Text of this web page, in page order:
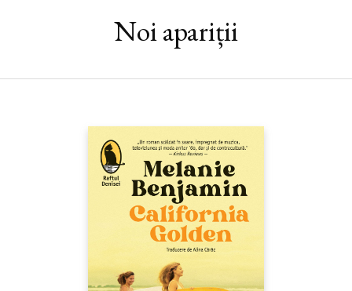
Adelaide Hills, 1959, Ajunul Crăciunului. La sfârșitul unei zile
caniculare, lângă un pârâu de pe domeniul familiei Turner, un
localnic face o descoperire terifiantă. Orășelul Tambilla devine
În 2018, după ce a lucrat o vreme ca jurnalistă la Londra și în
urma unui divorț traumatizant, Jess are îndoieli în privința
viitorului ei. Un telefon neașteptat o cheamă înapoi la Sydney,
unde iubita sa bunică Nora, care o crescuse, a ajuns la spital în
urma unei căzături ciudate. Întoarsă la Darling House, află o
istorie de familie uluitoare, care i-a marcat destinul fără să fi
știut. Un roman care combină armonios misterul cu saga de
familie și povestea de dragoste, iar temele abordate sunt legate
de abandon, singurătate, control.
Noi apariții